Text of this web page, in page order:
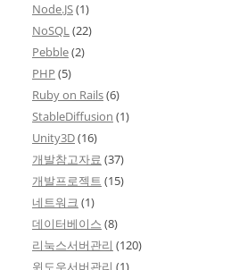
Node.JS(1)
NoSQL(22)
Pebble(2)
PHP (5)
Ruby on Rails(6)
StableDiffusion (1)
Unity3D(16)
개발참고자료 (37)
개발프로젝트 (15)
네트워크 (1)
데이터베이스 (8)
리눅스서버관리 (120)
윈도우서버관리 (1)